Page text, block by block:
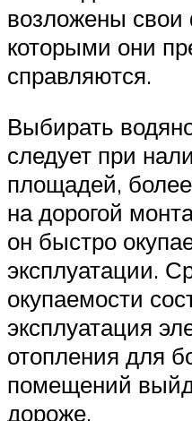
возложены свои
которыми они
справляются.
Выбирать
следует при
площадей,
на дорогой
он быстро
эксплуатации.
окупаемости
эксплуатация
отопления для
помещений
дороже.